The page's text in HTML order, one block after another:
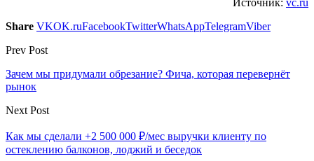
Share VKOK.ruFacebookTwitterWhatsAppTelegramViber
Prev Post
Зачем мы придумали обрезание? Фича, которая перевернёт
рынок
Next Post
Как мы сделали +2 500 000 ₽/мес выручки клиенту по
остеклению балконов, лоджий и беседок